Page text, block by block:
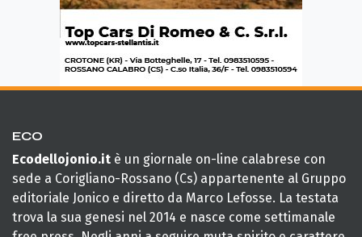
ECO
Ecodellojonio.it è un giornale on-line calabrese con
sede a Corigliano-Rossano (Cs) appartenente al Gruppo
editoriale Jonico e diretto da Marco Lefosse. La testata
trova la sua genesi nel 2014 e nasce come settimanale